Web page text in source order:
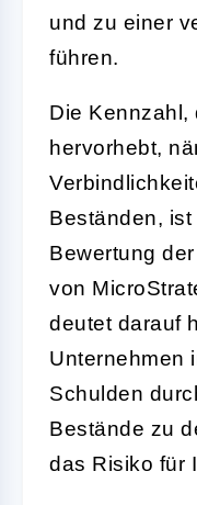
und zu einer
führen.
Die Kennzahl,
hervorhebt,
Beständen,
Bewertung
von
deutet darauf
Unternehmen
Schulden
Bestände zu
das Risiko für